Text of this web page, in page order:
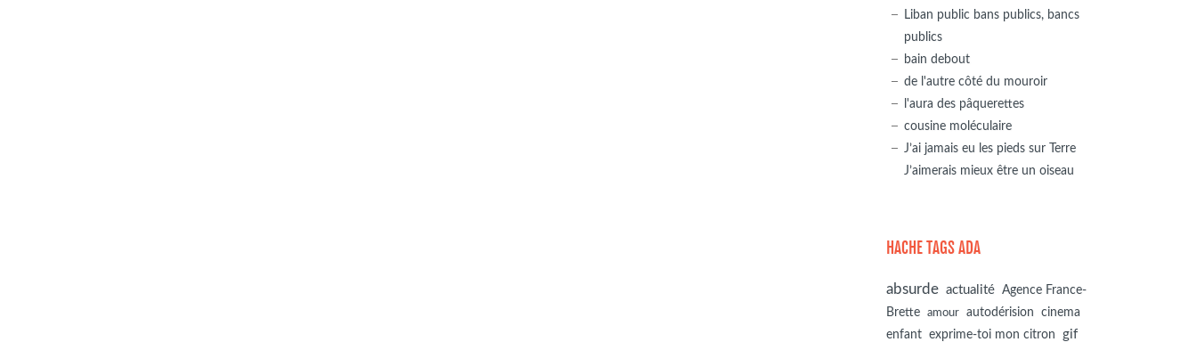
Liban public bans publics, bancs
publics
bain debout
de l'autre côté du mouroir
l'aura des pâquerettes
cousine moléculaire
J’ai jamais eu les pieds sur Terre
J’aimerais mieux être un oiseau
HACHE TAGS ADA
absurde actualité Agence France-
Brette
amour autodérision
cinema
enfant exprime-toi mon citron
gif